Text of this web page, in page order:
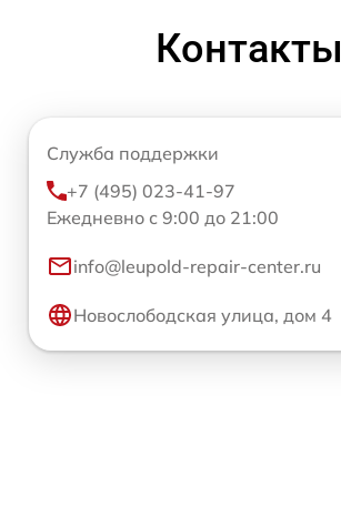
Контакты
Служба поддержки
+7 (495) 023-41-97
Ежедневно с 9:00 до 21:00
info@leupold-repair-center.ru
Новослободская улица, дом 4